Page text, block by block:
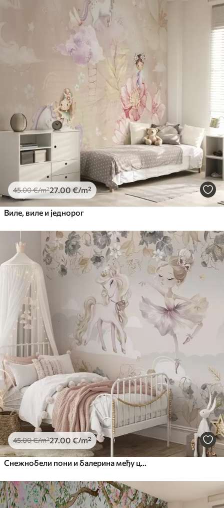
45.00€/m²27.00 €/m²
Виле, виле и једнорог
45.00€/m²27 .00 €/m²